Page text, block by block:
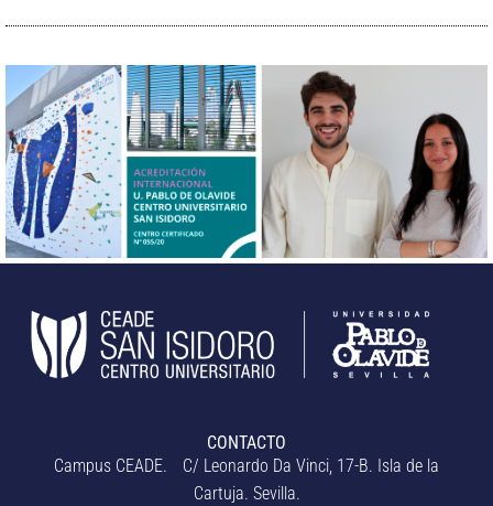
CONTACTO
Campus CEADE. C/ Leonardo Da Vinci, 17-B. Isla de la
Cartuja. Sevilla.